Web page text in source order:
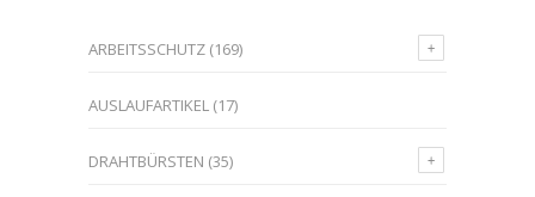
ARBEITSSCHUTZ (169)
AUSLAUFARTIKEL (17)
DRAHTBÜRSTEN (35)